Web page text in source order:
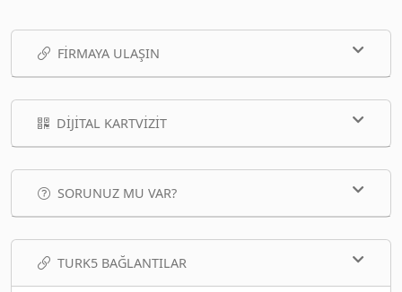
FIRMAYA ULAŞIN
DIJITAL KARTVIZIT
SORUNUZ MU VAR?
TURK5 BAĞLANTILAR